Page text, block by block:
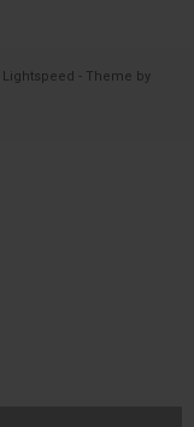
Lightspeed - Theme by